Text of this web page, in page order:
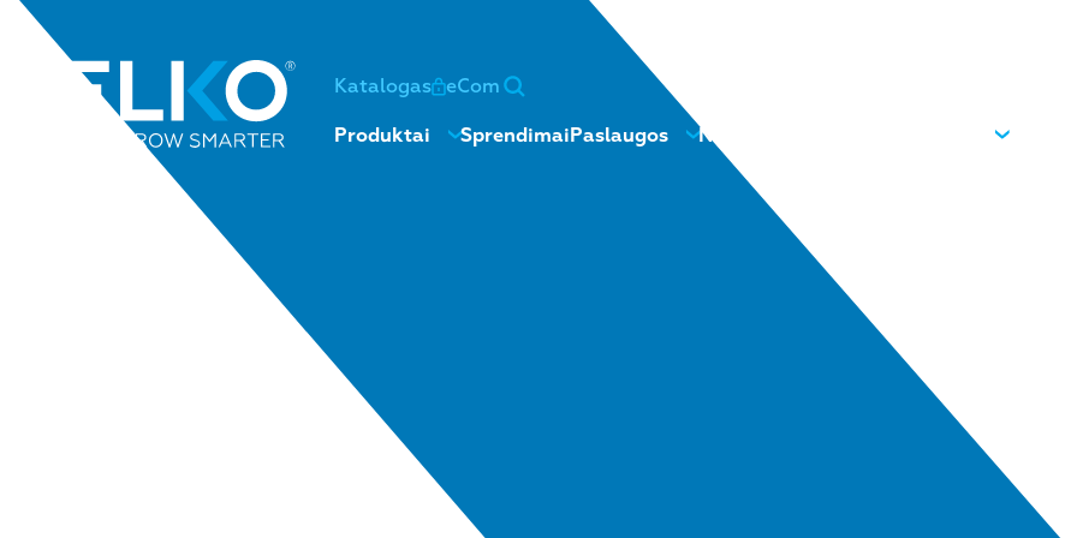
Katalogas eCom
Produktai SprendimaiPaslaugos Naujienos